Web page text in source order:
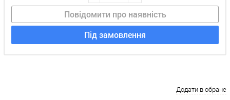
Повідомити про наявність
Під замовлення
Додати в обране